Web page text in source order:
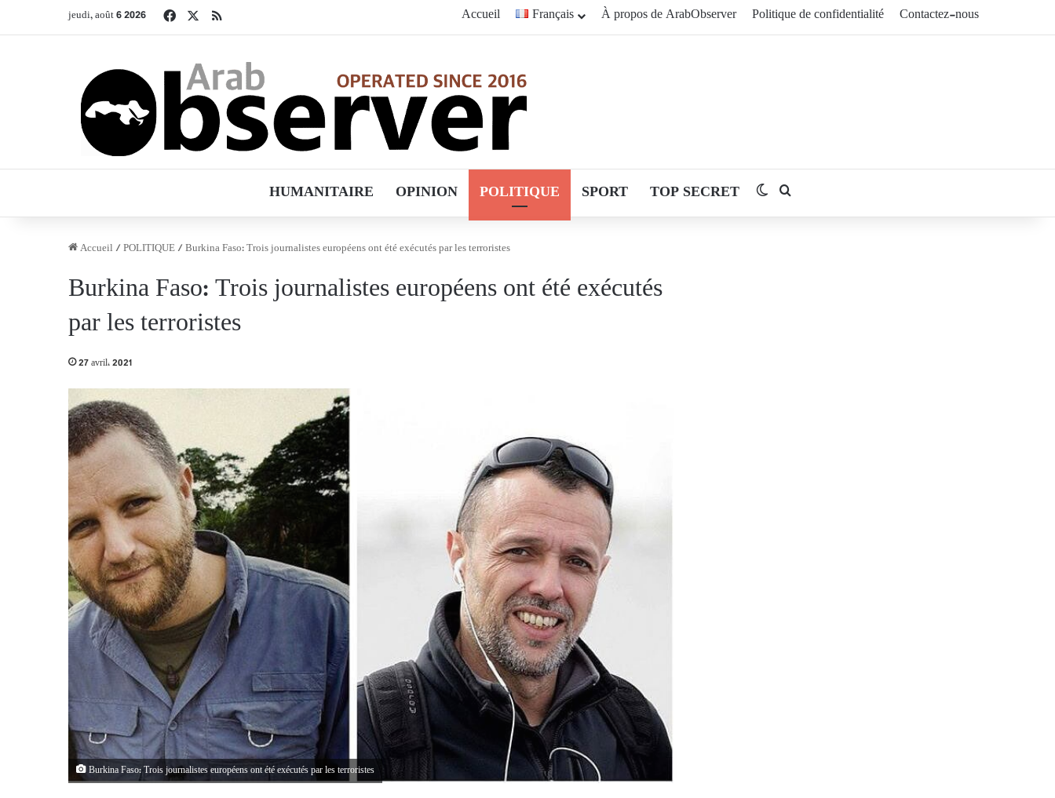
jeudi, août 6 2026 FacebookRSS Accueil Français À propos de ArabObserver Politique de confidentialité Contactez-nous
HUMANITAIRE OPINION POLITIQUE SPORT TOP SECRET Switch skin
Accueil /POLITIQUE/Burkina Faso: Trois journalistes européens ont été exécutés par les terroristes
Burkina Faso: Trois journalistes européens ont été exécutés
par les terroristes
27 avril، 2021
Burkina Faso: Trois journalistes européens ont été exécutés par les terroristes